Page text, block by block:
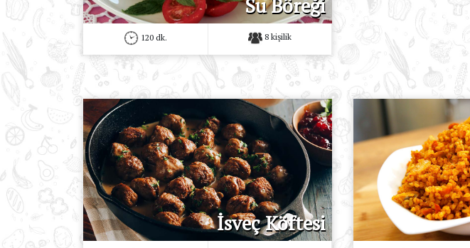
Su Böreği
120 dk. 8 kişilik
İsveç Köftesi